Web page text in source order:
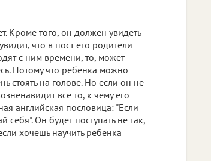
Кроме того, он должен увидеть
что в пост его родители
с ним времени, то, может
Потому что ребенка можно
стоять на голове. Но если он не
все то, к чему его
английская пословица: "Если
себя". Он будет поступать не так,
хочешь научить ребенка